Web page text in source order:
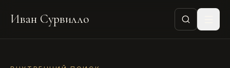
Иван Сурвилло